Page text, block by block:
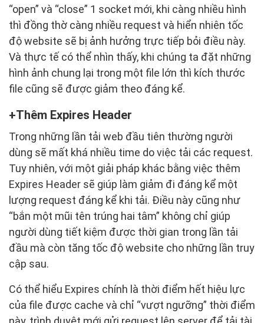
“open” và “close” 1 socket mới, khi càng nhiều hình
thì đồng thờ càng nhiều request và hiển nhiên tốc
độ website sẽ bị ảnh hưởng trực tiếp bỏi điều này.
Và thực tế có thể nhìn thấy, khi chúng ta đặt những
hình ảnh chung lại trong một file lớn thì kích thước
file cũng sẽ được giảm theo đáng kể.
Thêm Expires Header
Trong những lần tải web đầu tiên thường người
dùng sẽ mất khá nhiều time do việc tải các request.
Tuy nhiên, với một giải pháp khác bằng việc thêm
Expires Header sẽ giúp làm giảm đi đáng kể một
lượng request đáng kể khi tải. Điều này cũng như
“bắn một mũi tên trúng hai tâm” không chỉ giúp
người dùng tiết kiệm được thời gian trong lần tải
đầu mà còn tăng tốc độ website cho những lần truy
cập sau.
Có thể hiểu Expires chính là thời điểm hết hiệu lực
của file được cache và chỉ “vượt ngưỡng” thời điểm